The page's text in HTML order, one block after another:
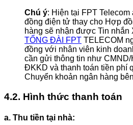
Chú ý: Hiện tại FPT
đồng điện tử thay cho Hợp
hàng sẽ nhận được Tin nhắn
TỔNG ĐÀI FPT TELECOM
đồng với nhân viên kinh
cần gửi thông tin như
ĐKKD và thanh toán tiền phí
Chuyển khoản ngân hàng
4.2. Hình thức thanh toán
a. Thu tiền tại nhà: